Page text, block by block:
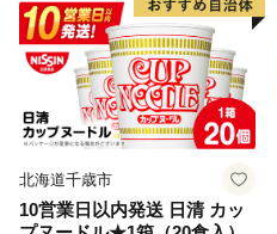
北海道千歳市
10営業日以内発送 日清 カッ